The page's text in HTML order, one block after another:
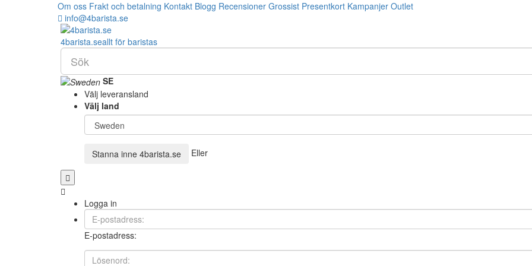
Om oss Frakt och betalning Kontakt Blogg Recensioner Grossist Presentkort Kampanjer Outlet
info@4barista.se
4barista.seallt för baristas
SE
Välj leveransland
Välj land
Stanna inne 4barista.se Eller
Logga in
E-postadress: